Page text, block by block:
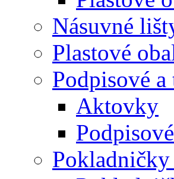
Násuvné
Plastové
Podpisové
Aktovky